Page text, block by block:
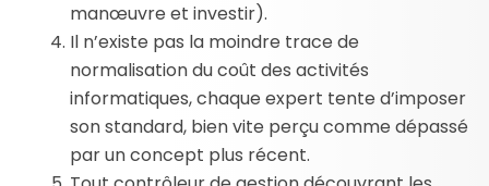
manœuvre et investir).
Il n’existe pas la moindre trace de
normalisation du coût des activités
informatiques, chaque expert tente d’imposer
son standard, bien vite perçu comme dépassé
par un concept plus récent.